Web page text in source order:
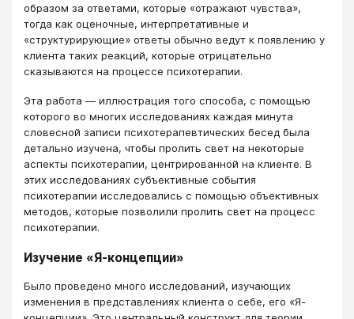
образом за ответами, которые «отражают чувства»,
тогда как оценочные, интерпретативные и
«структурирующие» ответы обычно ведут к появлению у
клиента таких реакций, которые отрицательно
сказываются на процессе психотерапии.
Эта работа ― иллюстрация того способа, с помощью
которого во многих исследованиях каждая минута
словесной записи психотерапевтических бесед была
детально изучена, чтобы пролить свет на некоторые
аспекты психотерапии, центрированной на клиенте. В
этих исследованиях субъективные события
психотерапии исследовались с помощью объективных
методов, которые позволили пролить свет на процесс
психотерапии.
Изучение «Я-концепции»
Было проведено много исследований, изучающих
изменения в представлениях клиента о себе, его «Я-